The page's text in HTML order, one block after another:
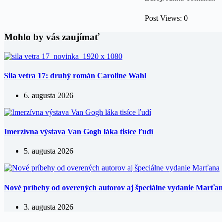
Post Views: 0
Mohlo by vás zaujímať
Sila vetra 17: druhý román Caroline Wahl
6. augusta 2026
Imerzívna výstava Van Gogh láka tisíce ľudí
5. augusta 2026
Nové príbehy od overených autorov aj špeciálne vydanie
3. augusta 2026